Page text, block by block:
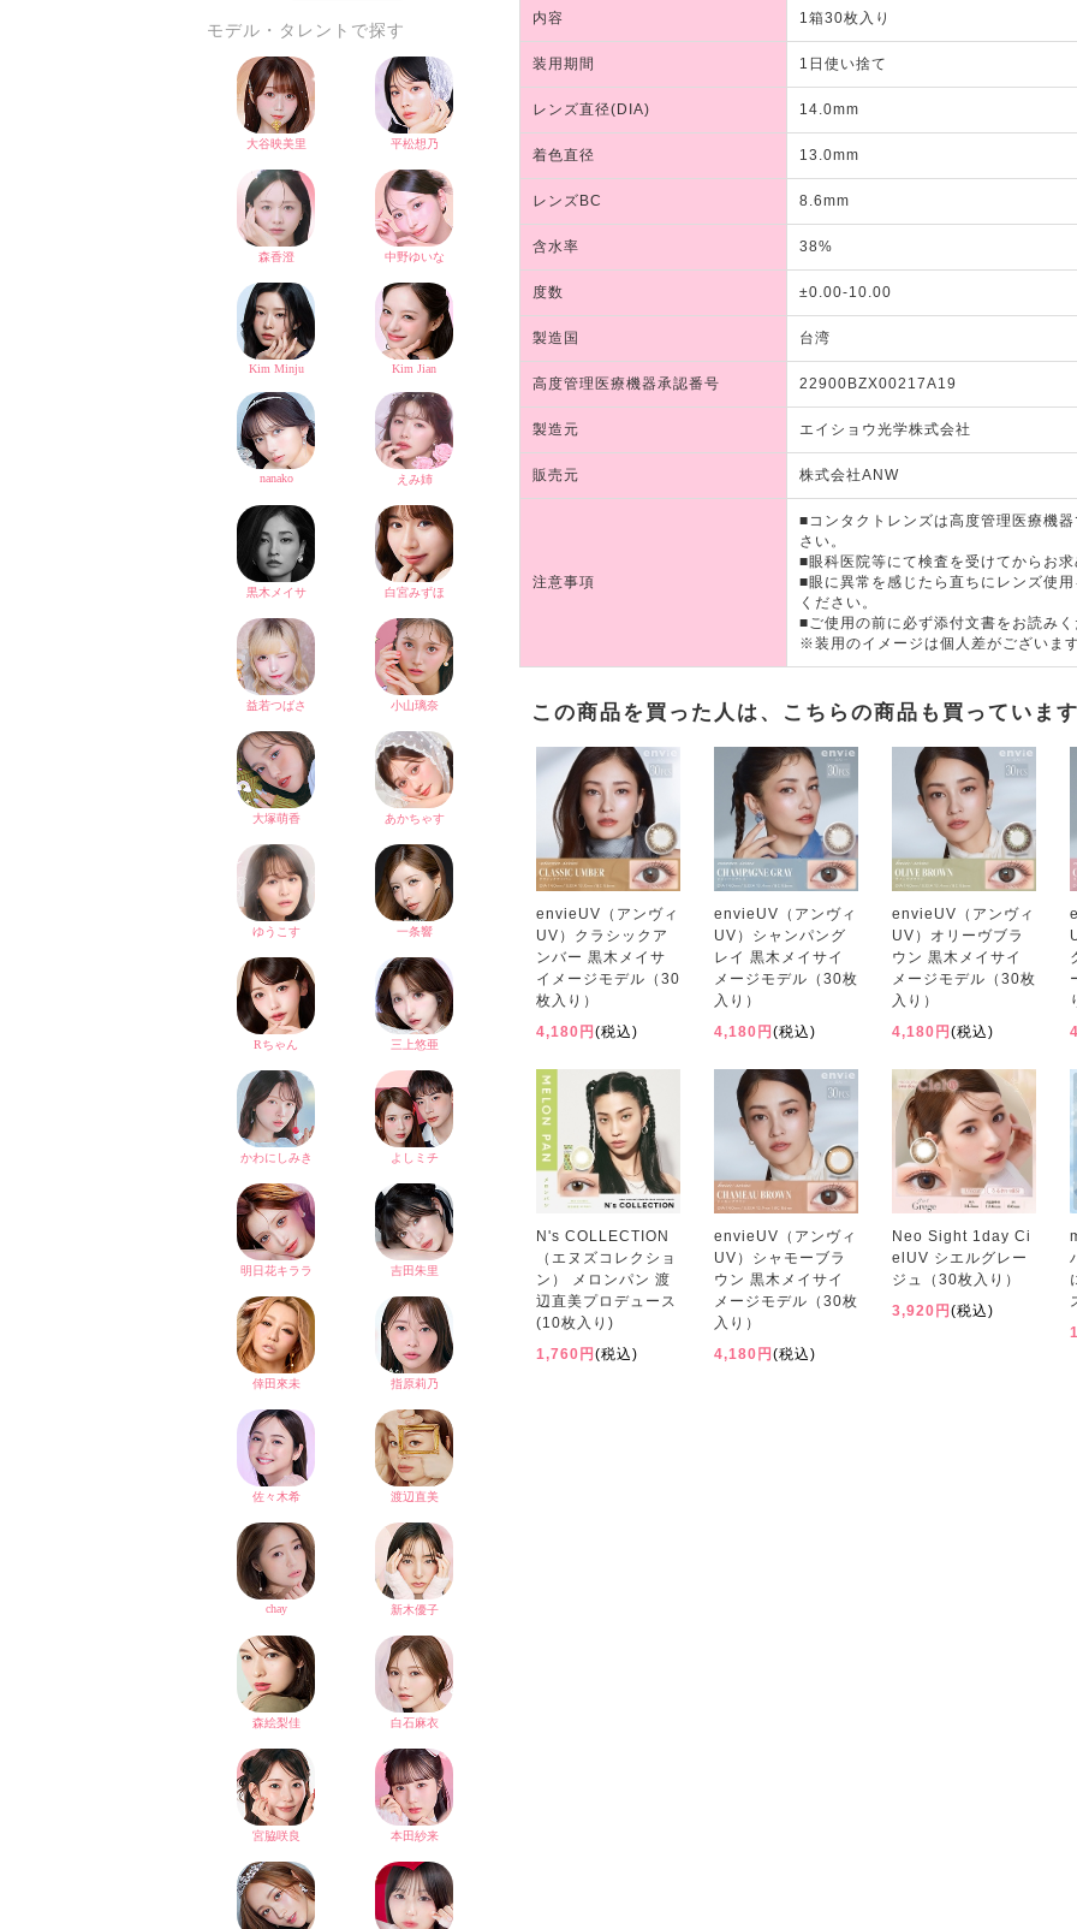
モデル・タレントで探す
内容 1箱30枚入り
装用期間 1日使い捨て
レンズ直径(DIA) 14.0mm
着色直径 13.0mm
レンズBC 8.6mm
含水率 38%
度数 ±0.00-10.00
製造国 台湾
高度管理医療機器承認番号 22900BZX00217A19
製造元 エイショウ光学株式会社
販売元 株式会社ANW
注意事項
■コンタクトレンズは高度管理医療機
さい。
■眼科医院等にて検査を受けてからお
■眼に異常を感じたら直ちにレンズ使
ください。
■ご使用の前に必ず添付文書をお読み
※装用のイメージは個人差がございま
この商品を買った人は、こちらの商品も買っていま
envieUV（アンヴィ
UV）クラシックア
ンバー 黒木メイサ
イメージモデル（30
枚入り）
4,180円 (税込)
envieUV（アンヴィ
UV）シャンパング
レイ 黒木メイサイ
メージモデル（30枚
入り）
4,180円 (税込)
envieUV（アンヴィ
UV）オリーヴブラ
ウン 黒木メイサイ
メージモデル（30枚
入り）
4,180円 (税込)
N's COLLECTION
（エヌズコレクショ
ン） メロンパン 渡
辺直美プロデュース
(10枚入り)
1,760円 (税込)
envieUV（アンヴィ
UV）シャモーブラ
ウン 黒木メイサイ
メージモデル（30枚
入り）
4,180円 (税込)
Neo Sight 1day Ci
elUV シエルグレー
ジュ（30枚入り）
3,920円 (税込)